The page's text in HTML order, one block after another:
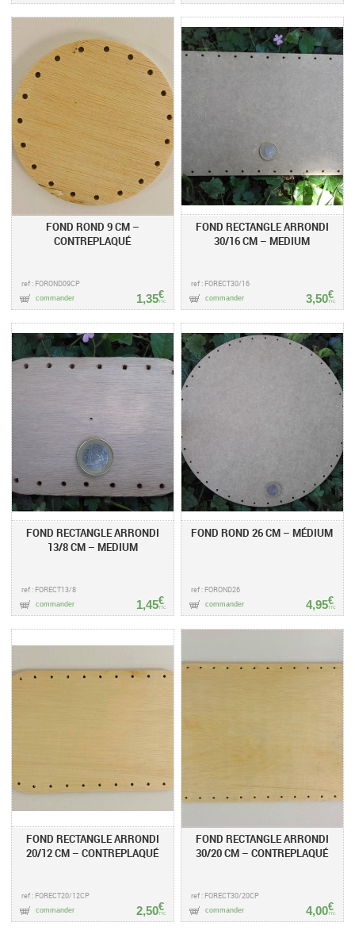
FOND ROND 9 CM –
CONTREPLAQUÉ
ref : FOROND09CP
1,35€
TTC
commander
FOND RECTANGLE ARRONDI
30/16 CM – MEDIUM
ref : FORECT30/16
3,50€
TTC
commander
FOND RECTANGLE ARRONDI
13/8 CM – MEDIUM
ref : FORECT13/8
1,45€
TTC
commander
FOND ROND 26 CM – MÉDIUM
ref : FOROND26
4,95€
TTC
commander
FOND RECTANGLE ARRONDI
20/12 CM – CONTREPLAQUÉ
ref : FORECT20/12CP
2,50€
TTC
commander
FOND RECTANGLE ARRONDI
30/20 CM – CONTREPLAQUÉ
ref : FORECT30/20CP
4,00€
TTC
commander